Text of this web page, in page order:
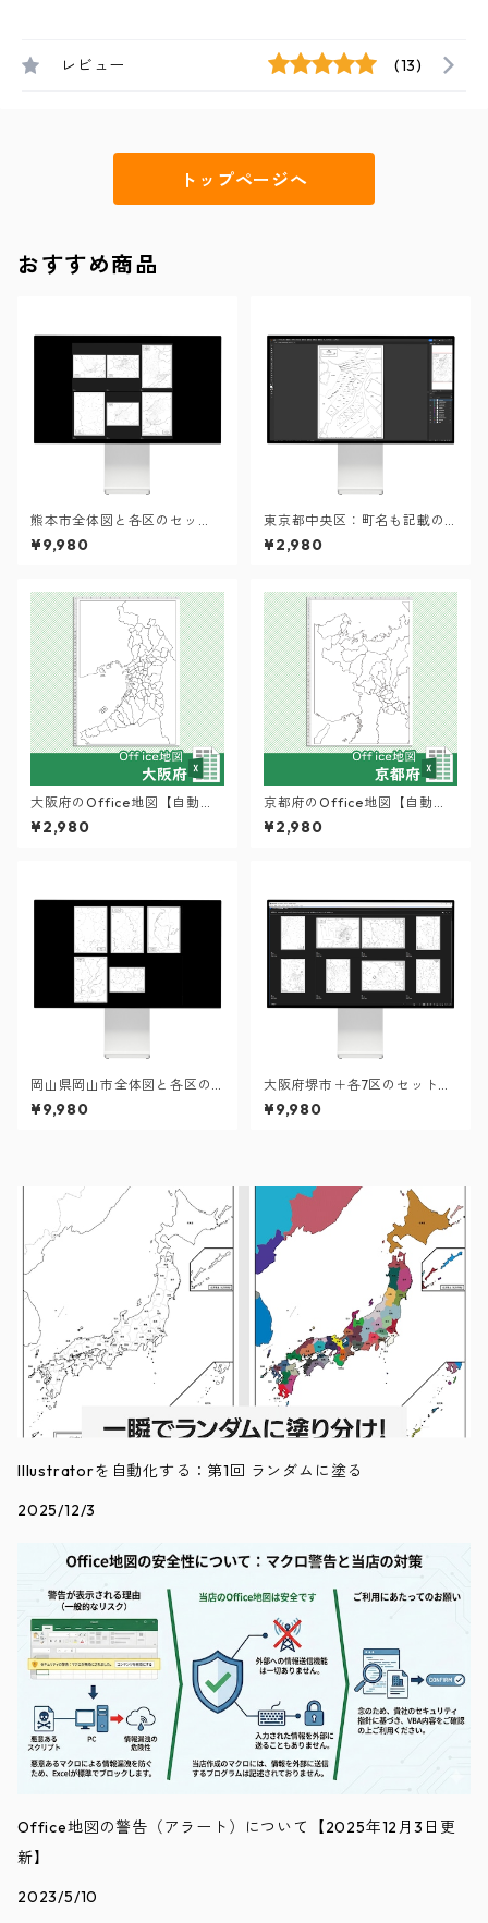
レビュー (13)
トップページへ
おすすめ商品
熊本市全体図と各区のセッ
ト：町名も記載の地図データ
（PDF・Aiファイル）
¥9,980
東京都中央区：町名も記載の
地図データ（PDF・Aiファイ
ル）
¥2,980
大阪府のOffice地図【自動色
塗り機能付き】
¥2,980
京都府のOffice地図【自動色
塗り機能付き】
¥2,980
岡山県岡山市全体図と各区の
セット：町名も記載の地図デ
ータ（PDF・Aiファイル）
¥9,980
大阪府堺市＋各7区のセット：
町名も記載の地図データ（PD
F・Aiファイル）
¥9,980
Illustratorを自動化する：第1回 ランダムに塗る
2025/12/3
Office地図の警告（アラート）について【2025年12月3日更
新】
2023/5/10